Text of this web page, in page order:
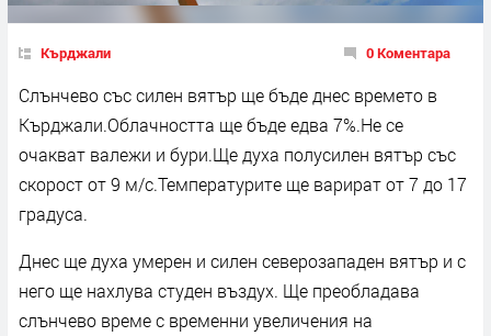
Кърджали 0 Коментара
Слънчево със силен вятър ще бъде днес времето в
Кърджали.Облачността ще бъде едва 7%.Не се
очакват валежи и бури.Ще духа полусилен вятър със
скорост от 9 м/с.Температурите ще варират от 7 до 17
градуса.
Днес ще духа умерен и силен северозападен вятър и с
него ще нахлува студен въздух. Ще преобладава
слънчево време с временни увеличения на